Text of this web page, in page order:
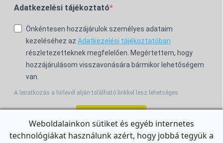
Adatkezelési tájékoztató
Önkéntesen hozzájárulok személyes adataim
kezeléséhez az Adatkezelési tájékoztatóban
részletezetteknek megfelelően. Megértettem, hogy
hozzájárulásom visszavonására bármikor lehetőségem
van.
A leiratkozás a hírlevél alján található linkkel lesz lehetséges.
Weboldalainkon sütiket és egyéb internetes
technológiákat használunk azért, hogy jobbá tegyük a